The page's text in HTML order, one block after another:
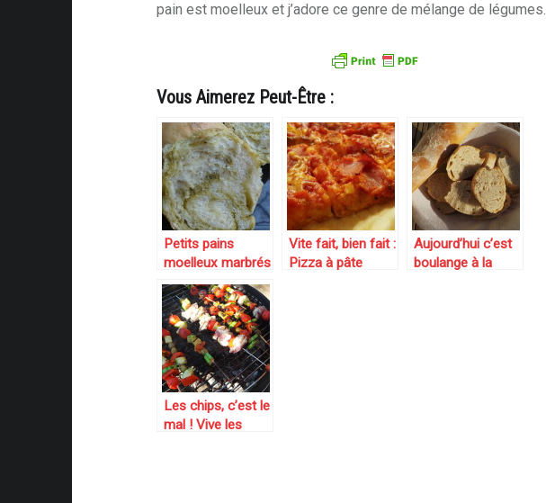
pain est moelleux et j’adore ce genre de mélange de légumes.
Vous Aimerez Peut-Être :
Petits pains
moelleux marbrés
au pesto
Vite fait, bien fait :
Pizza à pâte
Aujourd’hui c’est
boulange à la
Les chips, c’est le
mal ! Vive les